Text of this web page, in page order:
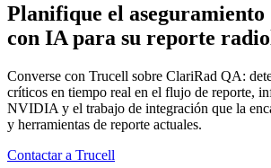
Planifique el aseguramiento
con IA para su reporte
Converse con Trucell sobre ClariRad QA:
críticos en tiempo real en el flujo de reporte,
NVIDIA y el trabajo de integración que la
y herramientas de reporte actuales.
Contactar a Trucell